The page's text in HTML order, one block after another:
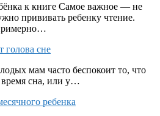
к книге Самое важное — не
прививать ребенку чтение.
голова сне
мам часто беспокоит то, что
время сна, или у…
ребенка